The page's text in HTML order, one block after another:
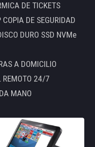
DE TICKETS
DE SEGURIDAD
DURO SSD NVMe
A DOMICILIO
REMOTO 24/7
MANO